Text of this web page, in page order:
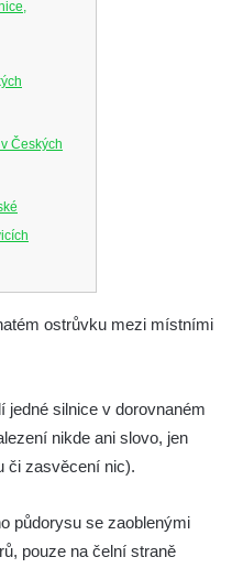
Českých
kláštera
a
ostrůvku mezi místními
silnice v dorovnaném
nikde ani slovo, jen
či zasvěcení nic).
půdorysu se zaoblenými
pouze na čelní straně